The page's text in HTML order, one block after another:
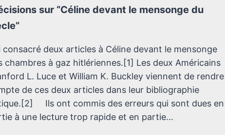
sur “Céline devant le mensonge du
consacré deux articles à Céline devant le mensonge
chambres à gaz hitlériennes.[1] Les deux Américains
L. Luce et William K. Buckley viennent de rendre
de ces deux articles dans leur bibliographie
Ils ont commis des erreurs qui sont dues en
à une lecture trop rapide et en partie…